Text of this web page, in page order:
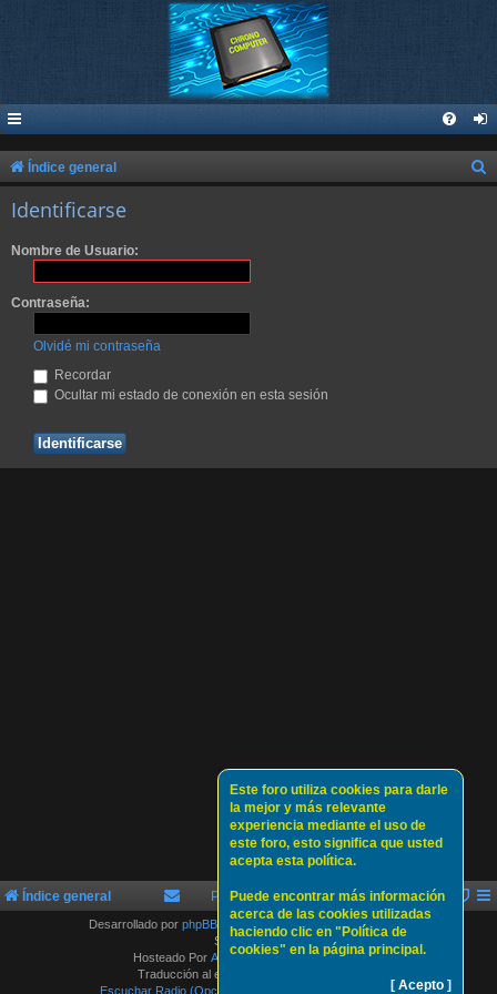
Índice general
Identificarse
Nombre de Usuario:
Contraseña:
Olvidé mi contraseña
Recordar
Ocultar mi estado de conexión en esta sesión
Este foro utiliza cookies para darle
la mejor y más relevante
experiencia mediante el uso de
este foro, esto significa que usted
acepta esta política.
Puede encontrar más información
acerca de las cookies utilizadas
haciendo clic en "Política de
cookies" en la página principal.
[ Acepto ]
Índice general Sobre nosotros
Política de Cookies
Desarrollado por phpBB ® Forum Software © phpBB Limited
Style byArty
Hosteado Por ATLAS-SERVER HOSTING.
Traducción al español por
Escuchar Radio (Opción 1)
Escuchar Radio (Opción 2)